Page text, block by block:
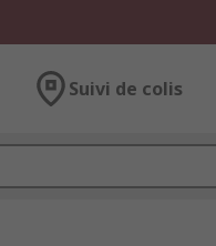
Suivi de colis